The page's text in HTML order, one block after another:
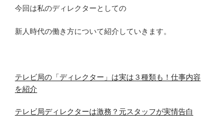
今回は私のディレクターとしての
新人時代の働き方について紹介していきます。
テレビ局の「ディレクター」は実は３種類も！仕事内容
を紹介
テレビ局ディレクターは激務？元スタッフが実情告白